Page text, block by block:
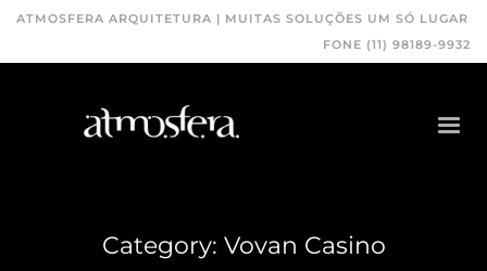
ATMOSFERA ARQUITETURA | MUITAS SOLUÇÕES UM SÓ LUGAR
FONE (11) 98189-9932
Category: Vovan Casino